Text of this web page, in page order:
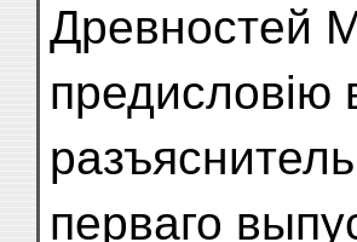
Древностей
предисловію
перваго